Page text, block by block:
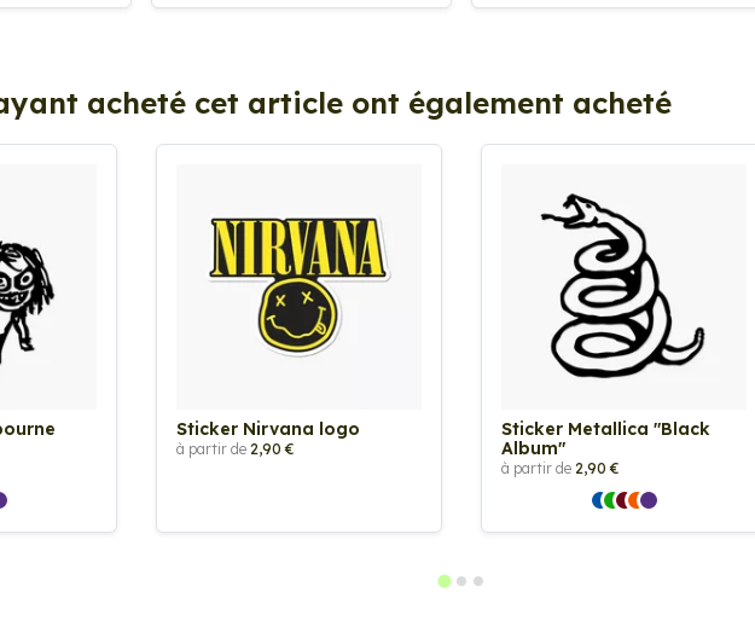
acheté cet article ont également acheté
Sticker Nirvana logo
à partir de 2,90 €
Sticker Metallica "Black
Album"
à partir de 2,90 €